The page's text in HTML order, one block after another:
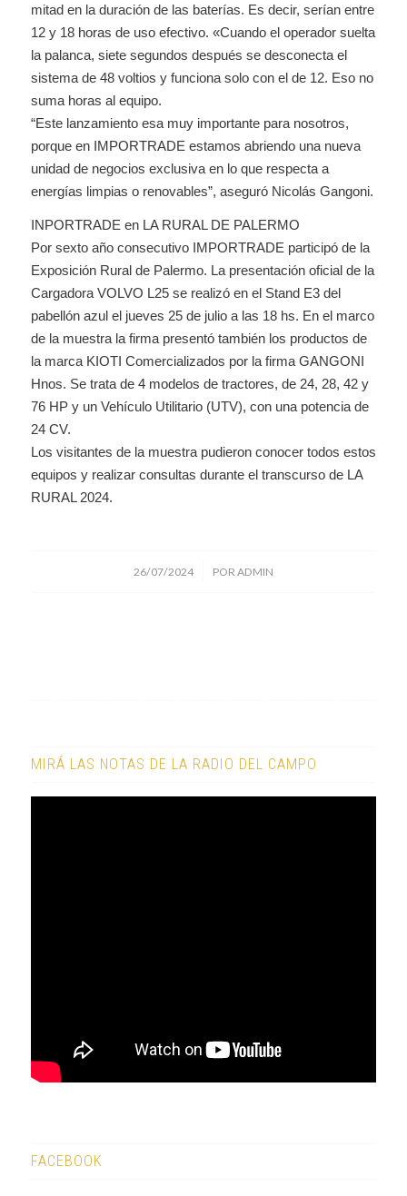
mitad en la duración de las baterías. Es decir, serían entre
12 y 18 horas de uso efectivo. «Cuando el operador suelta
la palanca, siete segundos después se desconecta el
sistema de 48 voltios y funciona solo con el de 12. Eso no
suma horas al equipo.
“Este lanzamiento esa muy importante para nosotros,
porque en IMPORTRADE estamos abriendo una nueva
unidad de negocios exclusiva en lo que respecta a
energías limpias o renovables”, aseguró Nicolás Gangoni.
INPORTRADE en LA RURAL DE PALERMO
Por sexto año consecutivo IMPORTRADE participó de la
Exposición Rural de Palermo. La presentación oficial de la
Cargadora VOLVO L25 se realizó en el Stand E3 del
pabellón azul el jueves 25 de julio a las 18 hs. En el marco
de la muestra la firma presentó también los productos de
la marca KIOTI Comercializados por la firma GANGONI
Hnos. Se trata de 4 modelos de tractores, de 24, 28, 42 y
76 HP y un Vehículo Utilitario (UTV), con una potencia de
24 CV.
Los visitantes de la muestra pudieron conocer todos estos
equipos y realizar consultas durante el transcurso de LA
RURAL 2024.
26/07/2024
/ PORADMIN
MIRÁ LAS NOTAS DE LA RADIO DEL CAMPO
FACEBOOK